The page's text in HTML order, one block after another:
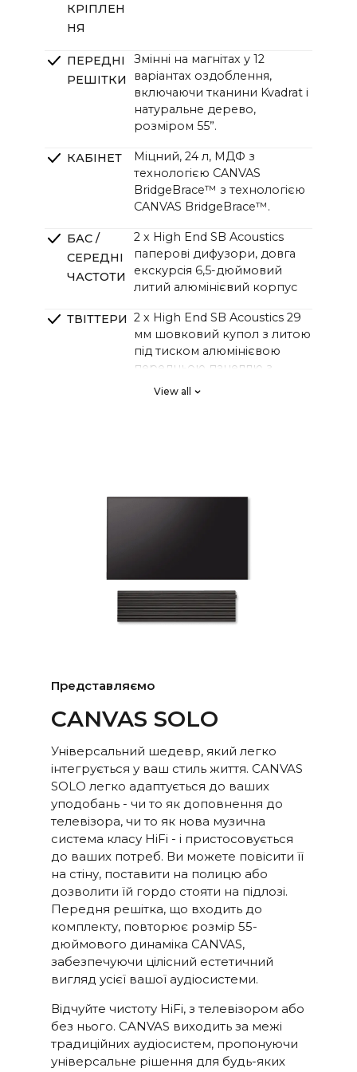
КРІПЛЕН
НЯ
ПЕРЕДНІ
РЕШІТКИ
Змінні на магнітах у 12
варіантах оздоблення,
включаючи тканини Kvadrat і
натуральне дерево,
розміром 55”.
КАБІНЕТ
Міцний, 24 л, МДФ з
технологією CANVAS
BridgeBrace™ з технологією
CANVAS BridgeBrace™.
БАС /
СЕРЕДНІ
ЧАСТОТИ
2 x High End SB Acoustics
паперові дифузори, довга
екскурсія 6,5-дюймовий
литий алюмінієвий корпус
ТВІТТЕРИ 2 x High End SB Acoustics 29
мм шовковий купол з литою
під тиском алюмінієвою
передньою панеллю з
хвилеводом CANVAS
КРОСОВЕ DSP налаштований за
спеціальний високий
порядок
ПІДСИЛЮ 4-канальні HiFi-підсилювачі
ніж традиційні саундбари
потужністю 1000 Вт.
чому CANVAS HiFi грає
глибше і потужніше, ніж
традиційні саундбари, що
вказує на те, що вони мають
набагато вищу вихідну
потужність підсилювача.
Тут відіграє роль велика
кількість факторів, але
найважливішим є те, що
CANVAS має колосальні 24
літри ефективного
акустичного об'єму в
поєднанні з 2 x 6,5-
дюймовими низько-/
середньочастотними
динаміками і 2 x 5x8-
дюймовими допоміжними
низькочастотними
динаміками, що дає 592 см2
View all
Представляємо
CANVAS SOLO
Універсальний шедевр, який легко
інтегрується у ваш стиль життя. CANVAS
SOLO легко адаптується до ваших
уподобань - чи то як доповнення до
телевізора, чи то як нова музична
система класу HiFi - і пристосовується
до ваших потреб. Ви можете повісити її
на стіну, поставити на полицю або
дозволити їй гордо стояти на підлозі.
Передня решітка, що входить до
комплекту, повторює розмір 55-
дюймового динаміка CANVAS,
забезпечуючи цілісний естетичний
вигляд усієї вашої аудіосистеми.
Відчуйте чистоту HiFi, з телевізором або
без нього. CANVAS виходить за межі
традиційних аудіосистем, пропонуючи
універсальне рішення для будь-яких